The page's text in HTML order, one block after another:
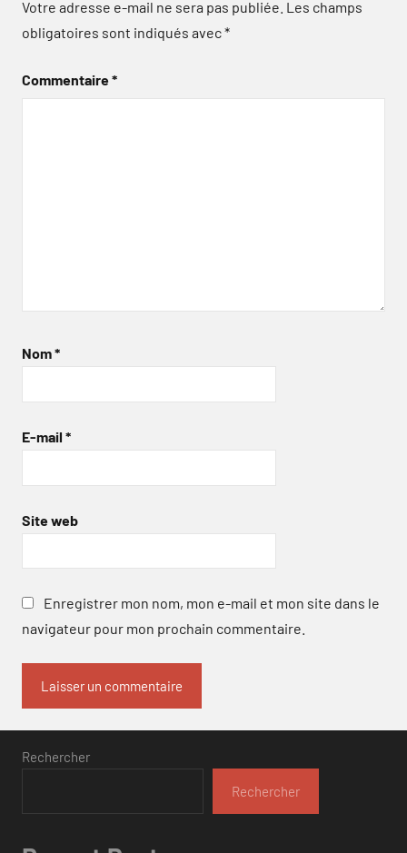
Votre adresse e-mail ne sera pas publiée. Les champs
obligatoires sont indiqués avec*
Commentaire*
Nom*
E-mail *
Site web
Enregistrer mon nom, mon e-mail et mon site dans le
navigateur pour mon prochain commentaire.
Rechercher
Rechercher